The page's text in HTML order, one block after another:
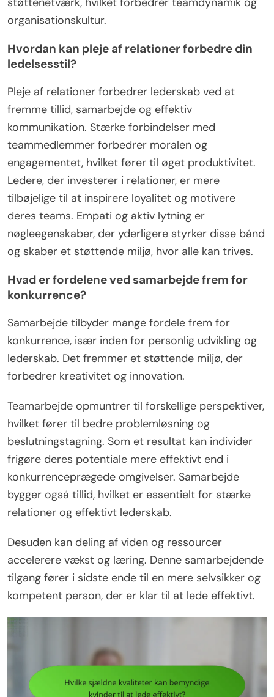
organisationskultur.
Hvordan kan pleje af relationer forbedre din
ledelsesstil?
Pleje af relationer forbedrer lederskab ved at
fremme tillid, samarbejde og effektiv
kommunikation. Stærke forbindelser med
teammedlemmer forbedrer moralen og
engagementet, hvilket fører til øget produktivitet.
Ledere, der investerer i relationer, er mere
tilbøjelige til at inspirere loyalitet og motivere
deres teams. Empati og aktiv lytning er
nøgleegenskaber, der yderligere styrker disse bånd
og skaber et støttende miljø, hvor alle kan trives.
Hvad er fordelene ved samarbejde frem for
konkurrence?
Samarbejde tilbyder mange fordele frem for
konkurrence, især inden for personlig udvikling og
lederskab. Det fremmer et støttende miljø, der
forbedrer kreativitet og innovation.
Teamarbejde opmuntrer til forskellige perspektiver,
hvilket fører til bedre problemløsning og
beslutningstagning. Som et resultat kan individer
frigøre deres potentiale mere effektivt end i
konkurrenceprægede omgivelser. Samarbejde
bygger også tillid, hvilket er essentielt for stærke
relationer og effektivt lederskab.
Desuden kan deling af viden og ressourcer
accelerere vækst og læring. Denne samarbejdende
tilgang fører i sidste ende til en mere selvsikker og
kompetent person, der er klar til at lede effektivt.